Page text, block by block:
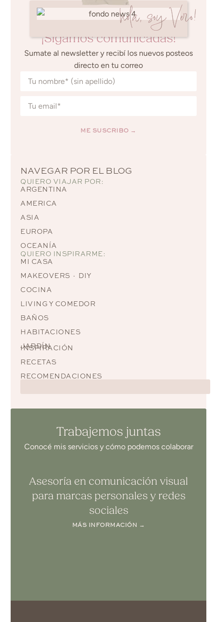
hola, soy Vero!
¡Sigamos comunicadas!
Sumate al newsletter y recibí los nuevos posteos
directo en tu correo
ME SUSCRIBO →
NAVEGAR POR EL BLOG
QUIERO VIAJAR POR:
ARGENTINA
AMERICA
ASIA
EUROPA
OCEANÍA
QUIERO INSPIRARME:
MI CASA
MAKEOVERS · DIY
COCINA
LIVING Y COMEDOR
BAÑOS
HABITACIONES
JARDÍN
INSPIRACIÓN
RECETAS
RECOMENDACIONES
Trabajemos juntas
Conocé mis servicios y cómo podemos colaborar
Asesoría en comunicación visual
para marcas personales y redes
sociales
MÁS INFORMACIÓN →